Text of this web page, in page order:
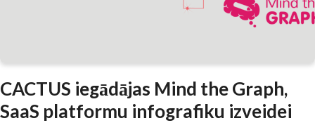
CACTUS iegādājas Mind the Graph,
SaaS platformu infografiku izveidei